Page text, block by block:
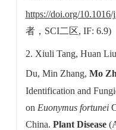
https://doi.org/10.1016/
者，SCI二区, IF: 6.9)
2. Xiuli Tang, Huan
Du, Min Zhang, Mo
Identification and
on Euonymus fortunei
China. Plant Disease